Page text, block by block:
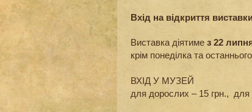
Вхід на відкриття
Виставка діятиме з 22
крім понеділка та
ВХІД У МУЗЕЙ
для дорослих – 15 грн., для